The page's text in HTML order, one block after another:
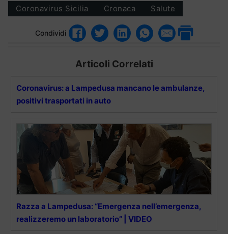
Coronavirus Sicilia Cronaca Salute
Condividi
Articoli Correlati
Coronavirus: a Lampedusa mancano le ambulanze,
positivi trasportati in auto
Razza a Lampedusa: “Emergenza nell’emergenza,
realizzeremo un laboratorio” | VIDEO